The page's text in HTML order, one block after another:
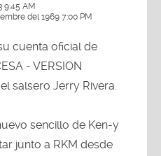
9:45 AM
del 1969 7:00 PM
cuenta oficial de
- VERSION
salsero Jerry Rivera.
sencillo de Ken-y
junto a RKM desde